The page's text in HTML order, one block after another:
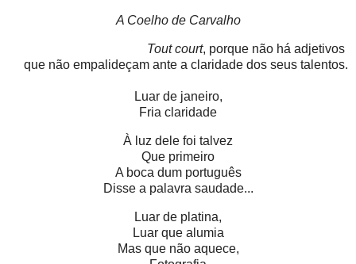
A Coelho de Carvalho
Tout court, porque não há adjetivos
que não empalideçam ante a claridade dos seus talentos.
Luar de janeiro,
Fria claridade
À luz dele foi talvez
Que primeiro
A boca dum português
Disse a palavra saudade...
Luar de platina,
Luar que alumia
Mas que não aquece,